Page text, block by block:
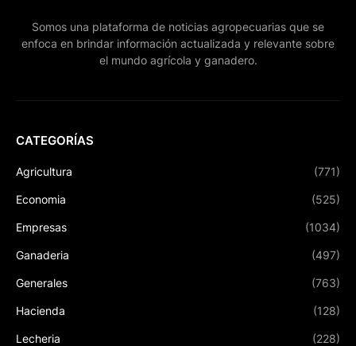
Somos una plataforma de noticias agropecuarias que se
enfoca en brindar información actualizada y relevante sobre
el mundo agrícola y ganadero.
CATEGORÍAS
Agricultura (771)
Economia (525)
Empresas (1034)
Ganaderia (497)
Generales (763)
Hacienda (128)
Lecheria (228)